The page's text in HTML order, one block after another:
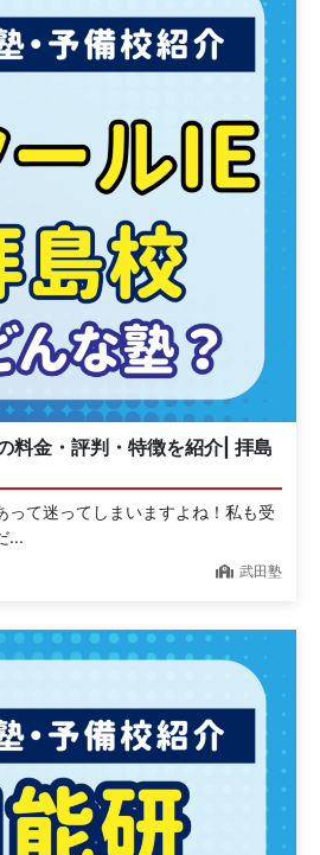
金・評判・特徴を紹介| 拝島
って迷ってしまいますよね！私も受
...
武田塾